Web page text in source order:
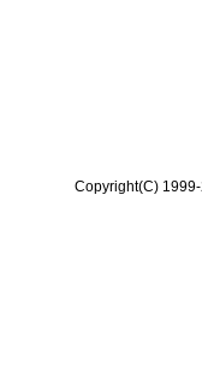
Copyright(C)